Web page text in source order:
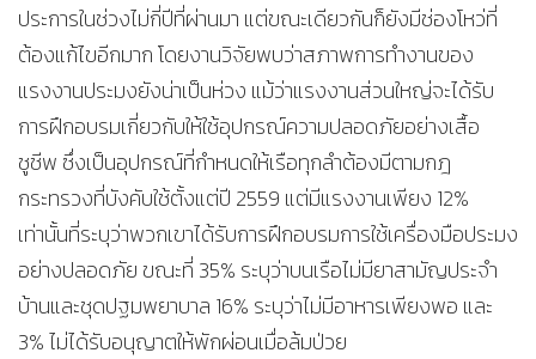
ประการในช่วงไม่กี่ปีที่ผ่านมา แต่ขณะเดียวกันก็ยังมีช่องโหว่ที่
ต้องแก้ไขอีกมาก โดยงานวิจัยพบว่าสภาพการทำงานของ
แรงงานประมงยังน่าเป็นห่วง แม้ว่าแรงงานส่วนใหญ่จะได้รับ
การฝึกอบรมเกี่ยวกับให้ใช้อุปกรณ์ความปลอดภัยอย่างเสื้อ
ชูชีพ ซึ่งเป็นอุปกรณ์ที่กำหนดให้เรือทุกลำต้องมีตามกฎ
กระทรวงที่บังคับใช้ตั้งแต่ปี 2559 แต่มีแรงงานเพียง 12%
เท่านั้นที่ระบุว่าพวกเขาได้รับการฝึกอบรมการใช้เครื่องมือประมง
อย่างปลอดภัย ขณะที่ 35% ระบุว่าบนเรือไม่มียาสามัญประจำ
บ้านและชุดปฐมพยาบาล 16% ระบุว่าไม่มีอาหารเพียงพอ และ
3% ไม่ได้รับอนุญาตให้พักผ่อนเมื่อล้มป่วย